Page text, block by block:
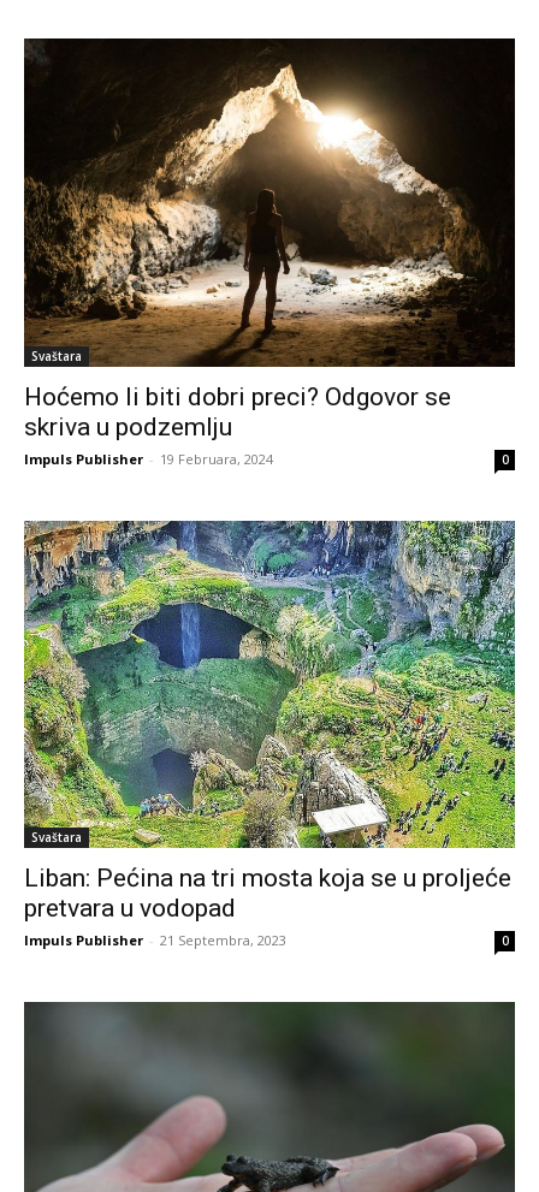
Svaštara
Hoćemo li biti dobri preci? Odgovor se
skriva u podzemlju
Impuls Publisher - 19 Februara, 2024 0
Svaštara
Liban: Pećina na tri mosta koja se u proljeće
pretvara u vodopad
Impuls Publisher - 21 Septembra, 2023 0